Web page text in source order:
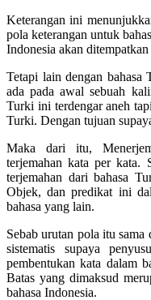
Keterangan ini
pola keterangan untuk
Indonesia akan
Tetapi lain dengan bahasa
ada pada awal sebuah
Turki ini terdengar aneh
Turki. Dengan tujuan
Maka dari itu,
terjemahan kata per kata.
terjemahan dari bahasa
Objek, dan predikat ini
bahasa yang lain.
Sebab urutan pola itu sama
sistematis supaya
pembentukan kata dalam
Batas yang dimaksud
bahasa Indonesia.